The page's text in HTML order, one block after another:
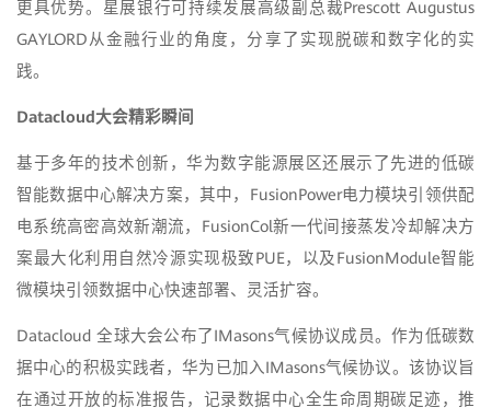
更具优势。星展银行可持续发展高级副总裁Prescott Augustus
GAYLORD从金融行业的角度，分享了实现脱碳和数字化的实
践。
Datacloud大会精彩瞬间
基于多年的技术创新，华为数字能源展区还展示了先进的低碳
智能数据中心解决方案，其中，FusionPower电力模块引领供配
电系统高密高效新潮流，FusionCol新一代间接蒸发冷却解决方
案最大化利用自然冷源实现极致PUE，以及FusionModule智能
微模块引领数据中心快速部署、灵活扩容。
Datacloud 全球大会公布了IMasons气候协议成员。作为低碳数
据中心的积极实践者，华为已加入IMasons气候协议。该协议旨
在通过开放的标准报告，记录数据中心全生命周期碳足迹，推